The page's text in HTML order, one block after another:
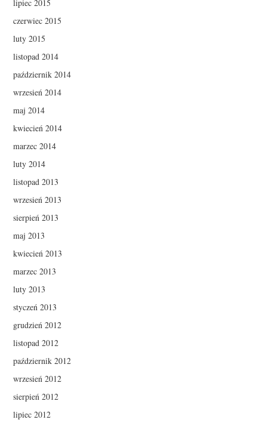
lipiec 2015
czerwiec 2015
luty 2015
listopad 2014
październik 2014
wrzesień 2014
maj 2014
kwiecień 2014
marzec 2014
luty 2014
listopad 2013
wrzesień 2013
sierpień 2013
maj 2013
kwiecień 2013
marzec 2013
luty 2013
styczeń 2013
grudzień 2012
listopad 2012
październik 2012
wrzesień 2012
sierpień 2012
lipiec 2012